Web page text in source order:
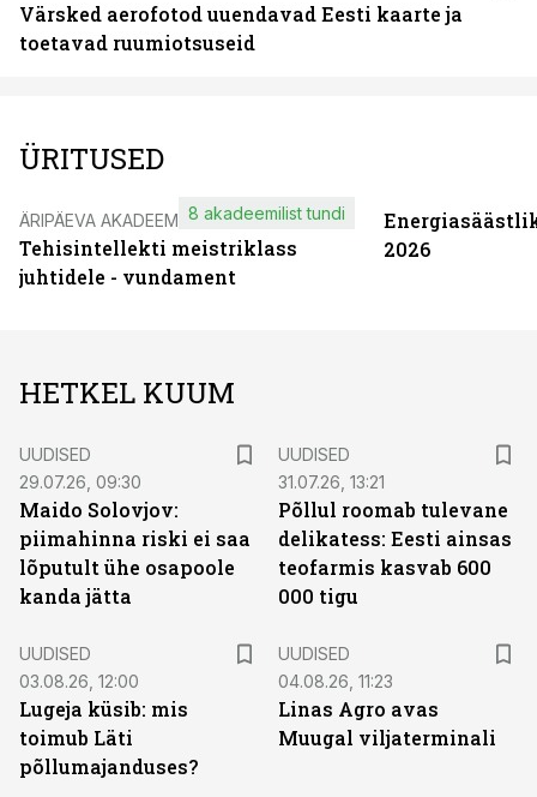
Värsked aerofotod uuendavad Eesti kaarte ja
toetavad ruumiotsuseid
ÜRITUSED
ÄRIPÄEVA AKADEEMIA
Tehisintellekti meistriklass
juhtidele - vundament
8 akadeemilist tundi
2026
HETKEL KUUM
UUDISED
29.07.26, 09:30
Maido Solovjov:
piimahinna riski ei saa
lõputult ühe osapoole
kanda jätta
UUDISED
31.07.26, 13:21
Põllul roomab tulevane
delikatess: Eesti ainsas
teofarmis kasvab 600
000 tigu
UUDISED
03.08.26, 12:00
Lugeja küsib: mis
toimub Läti
põllumajanduses?
UUDISED
04.08.26, 11:23
Linas Agro avas
Muugal viljaterminali